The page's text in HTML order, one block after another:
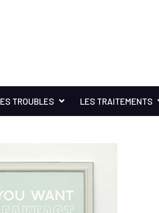
TROUBLES LES TRAITEMENTS